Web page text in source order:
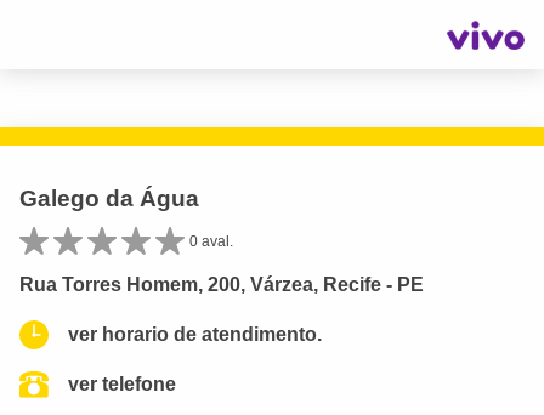
Galego da Água
0 aval.
Rua Torres Homem, 200, Várzea, Recife - PE
ver horario de atendimento.
ver telefone